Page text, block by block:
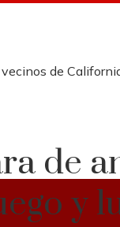
de
de
y